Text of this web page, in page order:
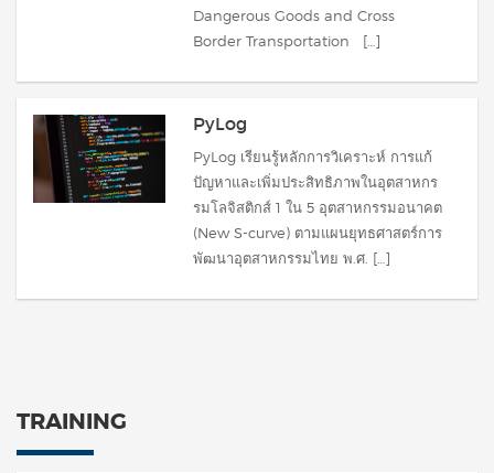
Dangerous Goods and Cross
Border Transportation […]
PyLog
PyLog เรียนรู้หลักการวิเคราะห์ การแก้
ปัญหาและเพิ่มประสิทธิภาพในอุตสาหกร
รมโลจิสติกส์ 1 ใน 5 อุตสาหกรรมอนาคต
(New S-curve) ตามแผนยุทธศาสตร์การ
พัฒนาอุตสาหกรรมไทย พ.ศ. […]
TRAINING